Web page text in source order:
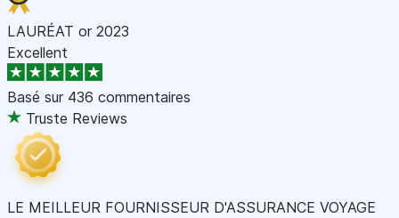
LAURÉAT or 2023
Excellent
Basé sur 436 commentaires
Truste Reviews
LE MEILLEUR FOURNISSEUR D'ASSURANCE VOYAGE